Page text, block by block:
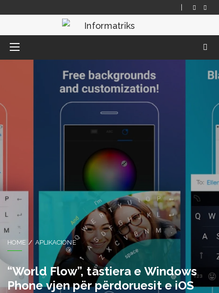
HOME APLIKACIONE
“World Flow”, tastiera e Windows
Phone vjen për përdoruesit e iOS